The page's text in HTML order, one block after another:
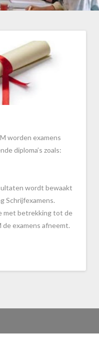
worden examens
diploma’s zoals:
wordt bewaakt
Schrijfexamens.
met betrekking tot de
de examens afneemt.